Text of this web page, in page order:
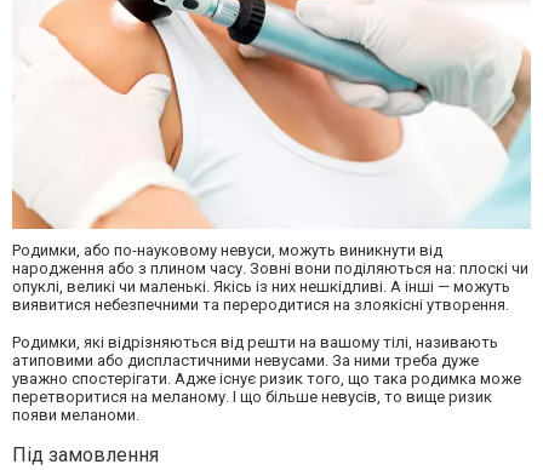
Родимки, або по-науковому невуси, можуть виникнути від
народження або з плином часу. Зовні вони поділяються на: плоскі чи
опуклі, великі чи маленькі. Якісь із них нешкідливі. А інші — можуть
виявитися небезпечними та переродитися на злоякісні утворення.
Родимки, які відрізняються від решти на вашому тілі, називають
атиповими або диспластичними невусами. За ними треба дуже
уважно спостерігати. Адже існує ризик того, що така родимка може
перетворитися на меланому. І що більше невусів, то вище ризик
появи меланоми.
Під замовлення